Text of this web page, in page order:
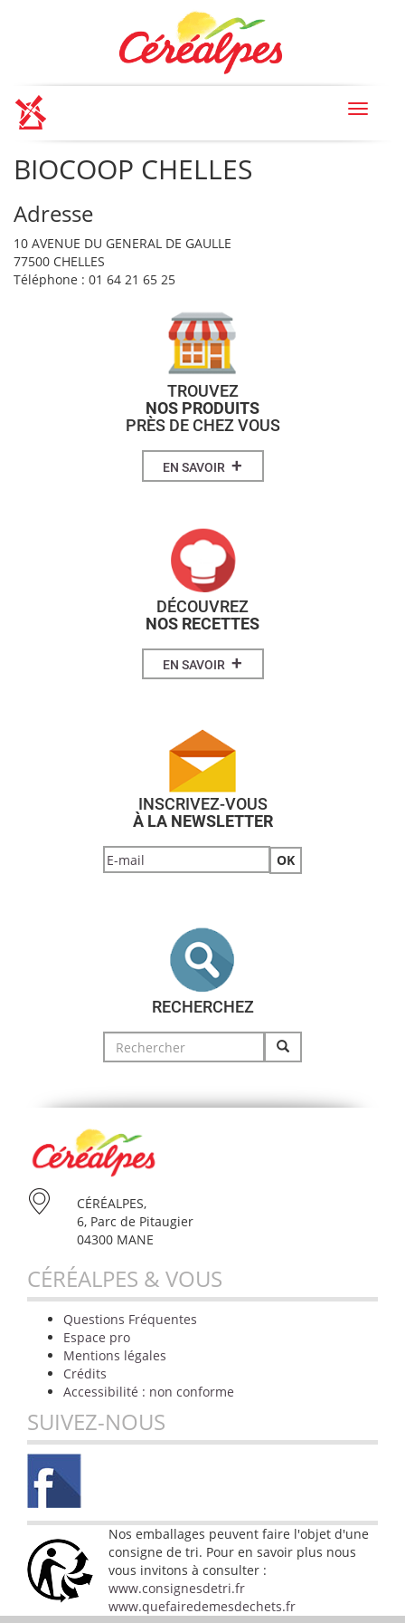
Toggle
BIOCOOP CHELLES
Adresse
10 AVENUE DU GENERAL DE GAULLE
77500 CHELLES
Téléphone : 01 64 21 65 25
TROUVEZ
NOS PRODUITS
PRÈS DE CHEZ VOUS
EN SAVOIR +
DÉCOUVREZ
NOS RECETTES
EN SAVOIR +
INSCRIVEZ-VOUS
À LA NEWSLETTER
RECHERCHEZ
Search
for:
CÉRÉALPES,
6, Parc de Pitaugier
04300 MANE
CÉRÉALPES & VOUS
Questions Fréquentes
Espace pro
Mentions légales
Crédits
Accessibilité : non conforme
SUIVEZ-NOUS
Nos emballages peuvent faire l'objet d'une
consigne de tri. Pour en savoir plus nous
vous invitons à consulter :
www.consignesdetri.fr
www.quefairedemesdechets.fr